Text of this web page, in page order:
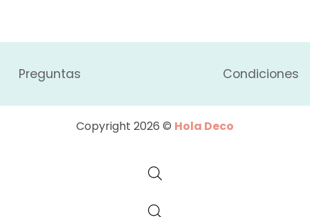
Preguntas Condiciones
Copyright 2026 © Hola Deco